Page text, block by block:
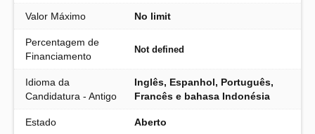
Valor Máximo No limit
Percentagem de
Financiamento
Not defined
Idioma da
Candidatura - Antigo
Inglês, Espanhol, Português,
Francês e bahasa Indonésia
Estado Aberto